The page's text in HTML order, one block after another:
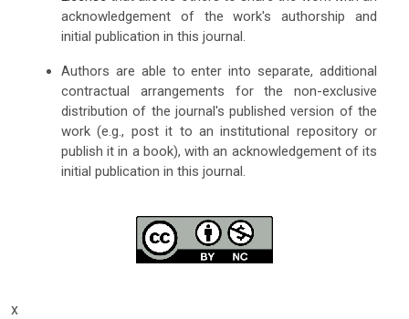
acknowledgement of the work's authorship and
initial publication in this journal.
Authors are able to enter into separate, additional
contractual arrangements for the non-exclusive
distribution of the journal's published version of the
work (e.g., post it to an institutional repository or
publish it in a book), with an acknowledgement of its
initial publication in this journal.
x